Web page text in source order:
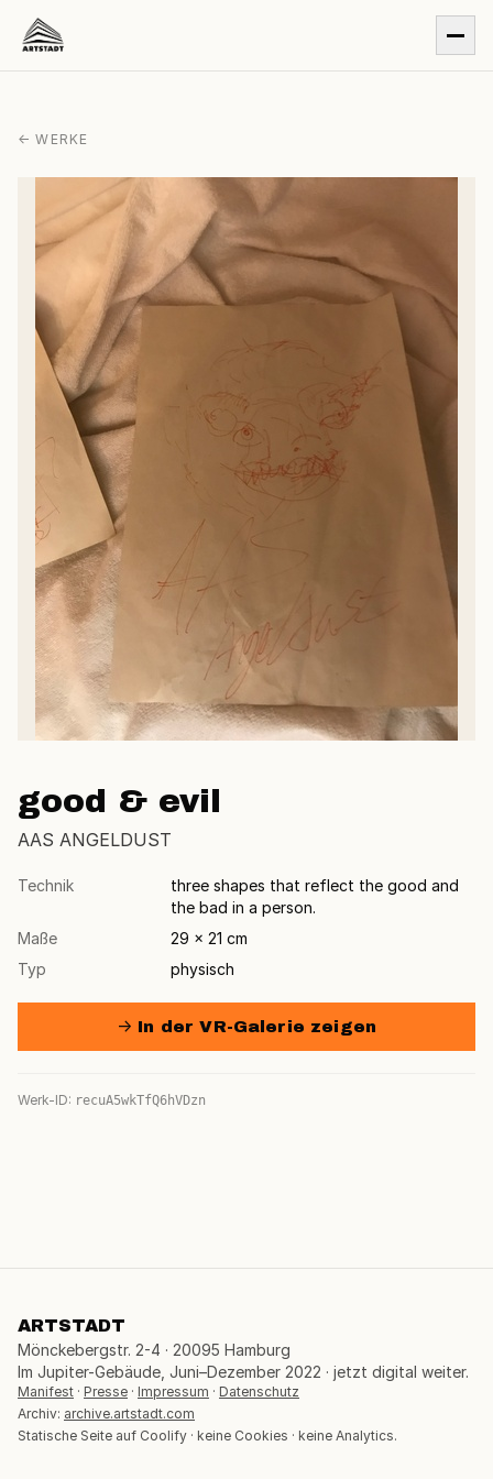
← WERKE
good & evil
AAS ANGELDUST
Technik
three shapes that reflect the good and
the bad in a person.
Maße
29 × 21 cm
Typ
physisch
→ In der VR-Galerie zeigen
Werk-ID: recuA5wkTfQ6hVDzn
ARTSTADT
Mönckebergstr. 2-4 · 20095 Hamburg
Im Jupiter-Gebäude, Juni–Dezember 2022 · jetzt digital weiter.
Manifest · Presse · Impressum · Datenschutz
Archiv: archive.artstadt.com
Statische Seite auf Coolify · keine Cookies · keine Analytics.